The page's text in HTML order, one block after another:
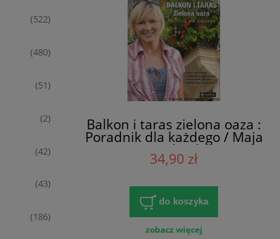
(522)
(480)
(51)
(2)
(42)
(43)
(186)
Balkon i taras zielona oaza :
Poradnik dla każdego / Maja
Popielarska
34,90 zł
do koszyka
zobacz więcej